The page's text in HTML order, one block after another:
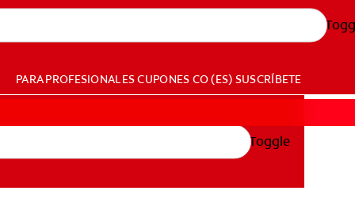
PARA PROFESIONALESCUPONES CO (ES) SUSCRÍBETE
Toggle